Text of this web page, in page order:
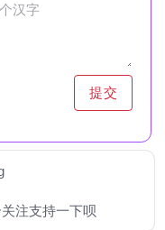
提交
关注支持一下呗